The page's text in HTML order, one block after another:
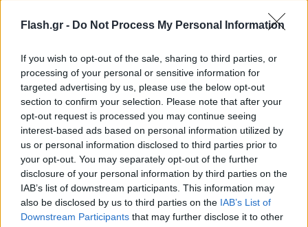
Flash.gr - Do Not Process My Personal Information
If you wish to opt-out of the sale, sharing to third parties, or
processing of your personal or sensitive information for
targeted advertising by us, please use the below opt-out
section to confirm your selection. Please note that after your
opt-out request is processed you may continue seeing
interest-based ads based on personal information utilized by
us or personal information disclosed to third parties prior to
your opt-out. You may separately opt-out of the further
disclosure of your personal information by third parties on the
IAB’s list of downstream participants. This information may
also be disclosed by us to third parties on the IAB’s List of
Downstream Participants that may further disclose it to other
Στη διαδρομή μου στέκομαι πάντα όρθιος και
δυνατός. Το ίδιο θα κάνω και τώρα. Ήδη
ενημέρωσα τους συναδέλφους της παράταξής μου
στη ΓΣΕΕ, καθώς και την Εκτελεστική Επιτροπή.